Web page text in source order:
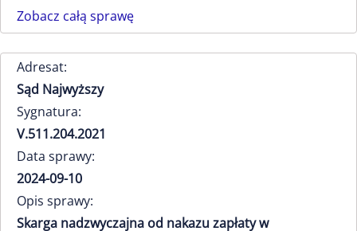
Zobacz całą sprawę
Adresat:
Sąd Najwyższy
Sygnatura:
V.511.204.2021
Data sprawy:
2024-09-10
Opis sprawy:
Skarga nadzwyczajna od nakazu zapłaty w